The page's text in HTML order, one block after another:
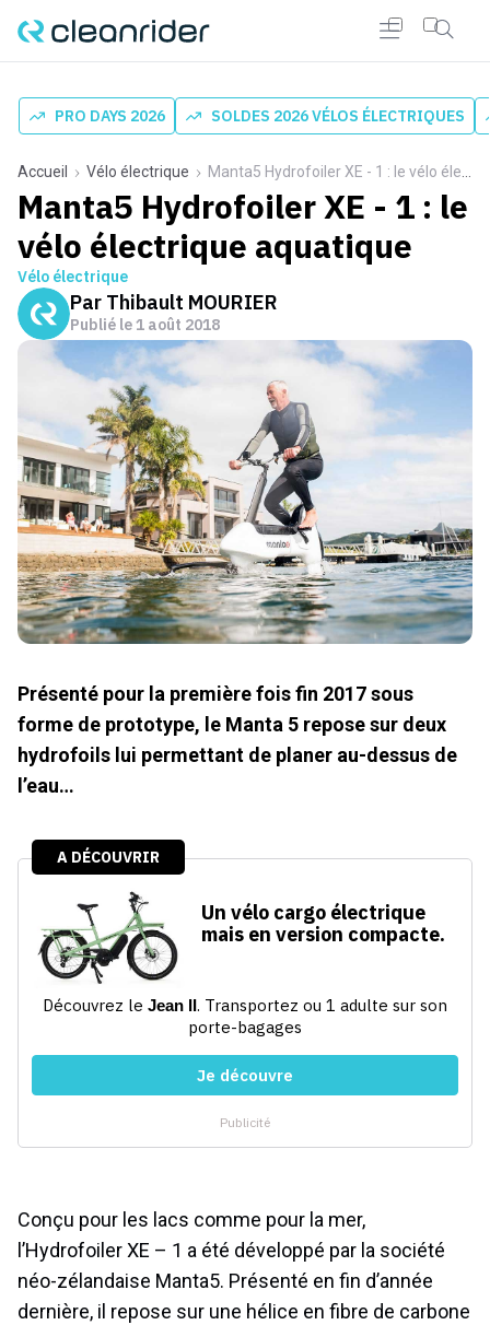
PRO DAYS 2026 SOLDES 2026 VÉLOS ÉLECTRIQUES
Accueil Vélo électrique Manta5 Hydrofoiler XE - 1 : le vélo électrique aquatique
Manta5 Hydrofoiler XE - 1 : le
vélo électrique aquatique
Vélo électrique
Par Thibault MOURIER
Publié le1 août 2018
Présenté pour la première fois fin 2017 sous
forme de prototype, le Manta 5 repose sur deux
hydrofoils lui permettant de planer au-dessus de
l’eau…
Conçu pour les lacs comme pour la mer,
l’Hydrofoiler XE – 1 a été développé par la société
néo-zélandaise Manta5. Présenté en fin d’année
dernière, il repose sur une hélice en fibre de carbone